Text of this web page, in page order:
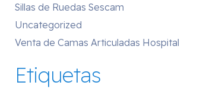
Sillas de Ruedas Sescam
Uncategorized
Venta de Camas Articuladas Hospital
Etiquetas